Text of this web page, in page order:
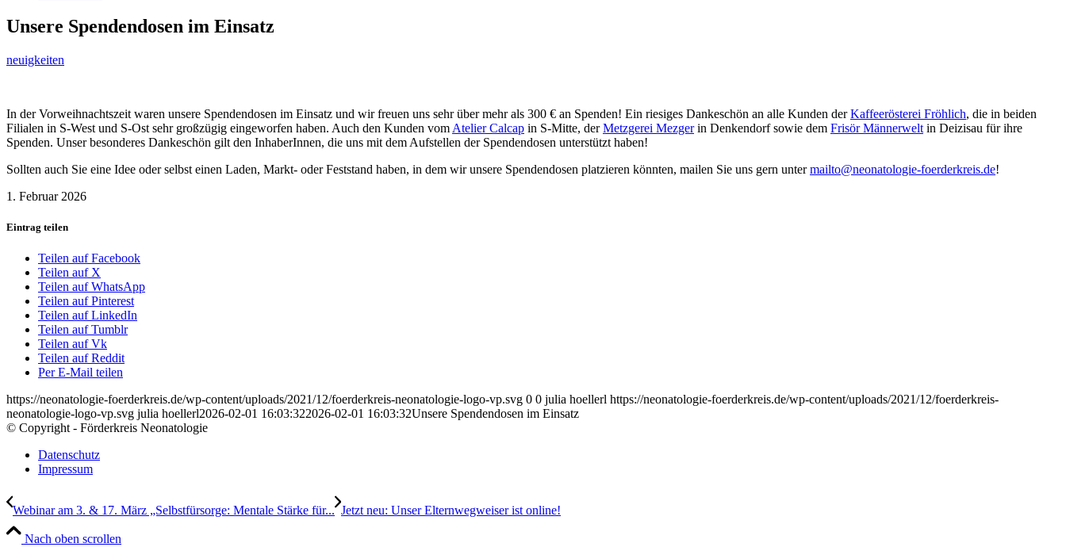
Unsere Spendendosen im Einsatz
neuigkeiten
In der Vorweihnachtszeit waren unsere Spendendosen im Einsatz und wir freuen uns sehr über mehr als 300 € an Spenden! Ein riesiges Dankeschön an alle Kunden derKaffeerösterei Fröhlich, die in beiden
Filialen in S-West und S-Ost sehr großzügig eingeworfen haben. Auch den Kunden vom Atelier Calcap in S-Mitte, derMetzgerei Mezgerin Denkendorf sowie dem Frisör Männerwelt in Deizisau für ihre
Spenden. Unser besonderes Dankeschön gilt den InhaberInnen, die uns mit dem Aufstellen der Spendendosen unterstützt haben!
Sollten auch Sie eine Idee oder selbst einen Laden, Markt- oder Feststand haben, in dem wir unsere Spendendosen platzieren könnten, mailen Sie uns gern untermailto@neonatologie-foerderkreis.de!
1. Februar 2026
Eintrag teilen
Teilen auf Facebook
Teilen auf X
Teilen auf WhatsApp
Teilen auf Pinterest
Teilen auf LinkedIn
Teilen auf Tumblr
Teilen auf Vk
Teilen auf Reddit
Per E-Mail teilen
https://neonatologie-foerderkreis.de/wp-content/uploads/2021/12/foerderkreis-neonatologie-logo-vp.svg 0 0 julia hoellerl https://neonatologie-foerderkreis.de/wp-content/uploads/2021/12/foerderkreis-
neonatologie-logo-vp.svg julia hoellerl2026-02-01 16:03:322026-02-01 16:03:32Unsere Spendendosen im Einsatz
© Copyright - Förderkreis Neonatologie
Datenschutz
Impressum
Webinar am 3. & 17. März „Selbstfürsorge: Mentale Stärke für... Jetzt neu: Unser Elternwegweiser ist online!
Nach oben scrollen